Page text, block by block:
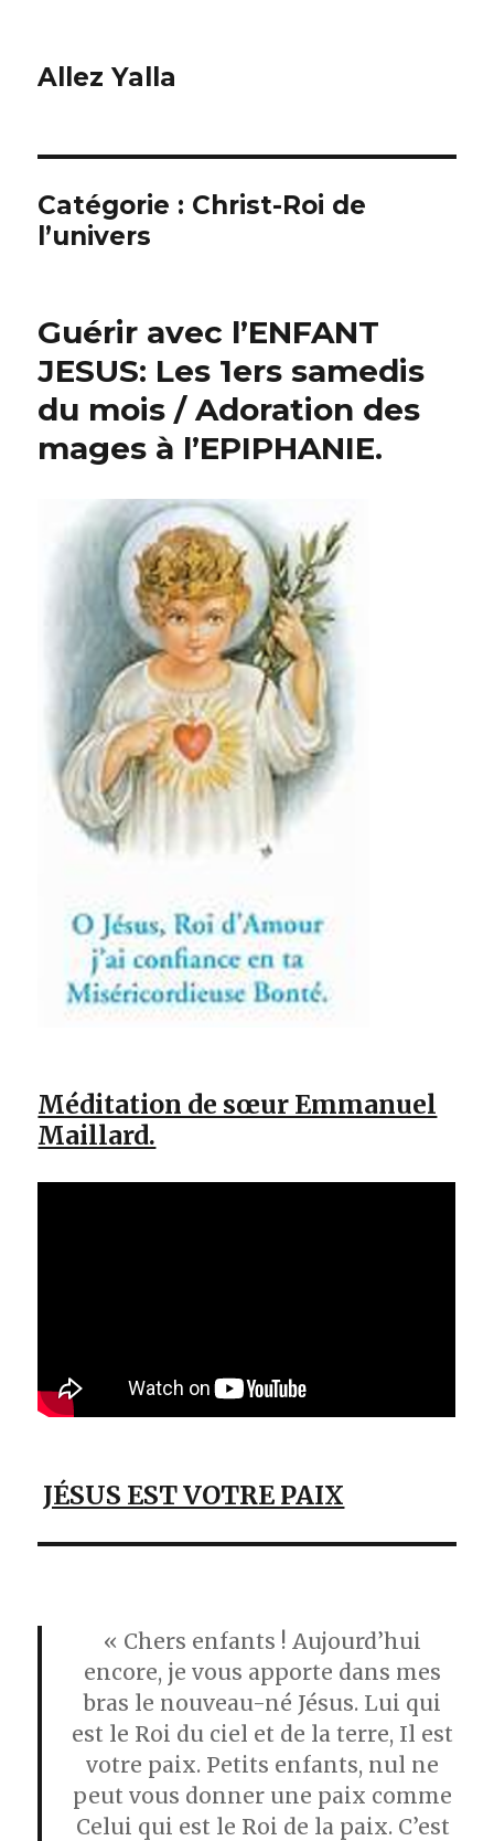
Allez Yalla
Catégorie : Christ-Roi de
l’univers
Guérir avec l’ENFANT
JESUS: Les 1ers samedis
du mois / Adoration des
mages à l’EPIPHANIE.
Méditation de sœur Emmanuel
Maillard.
JÉSUS EST VOTRE PAIX
« Chers enfants ! Aujourd’hui
encore, je vous apporte dans mes
bras le nouveau-né Jésus. Lui qui
est le Roi du ciel et de la terre, Il est
votre paix. Petits enfants, nul ne
peut vous donner une paix comme
Celui qui est le Roi de la paix. C’est